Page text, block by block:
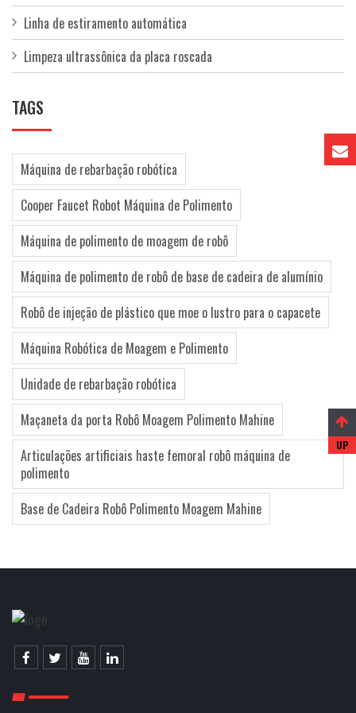
Linha de estiramento automática
Limpeza ultrassônica da placa roscada
TAGS
Máquina de rebarbação robótica
Cooper Faucet Robot Máquina de Polimento
Máquina de polimento de moagem de robô
Máquina de polimento de robô de base de cadeira de alumínio
Robô de injeção de plástico que moe o lustro para o capacete
Máquina Robótica de Moagem e Polimento
Unidade de rebarbação robótica
Maçaneta da porta Robô Moagem Polimento Mahine
Articulações artificiais haste femoral robô máquina de
polimento
Base de Cadeira Robô Polimento Moagem Mahine